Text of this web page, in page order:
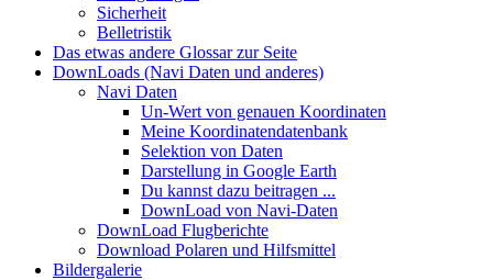
Sicherheit
Belletristik
Das etwas andere Glossar zur Seite
DownLoads (Navi Daten und anderes)
Navi Daten
Un-Wert von genauen Koordinaten
Meine Koordinatendatenbank
Selektion von Daten
Darstellung in Google Earth
Du kannst dazu beitragen ...
DownLoad von Navi-Daten
DownLoad Flugberichte
Download Polaren und Hilfsmittel
Bildergalerie